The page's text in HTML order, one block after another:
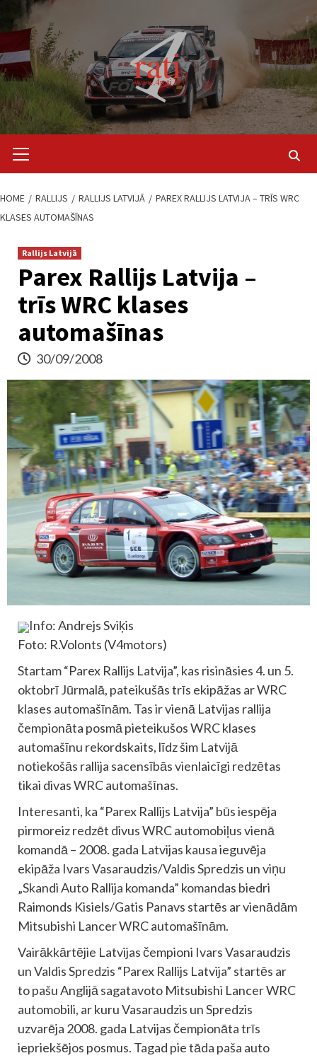
content
Menu
HOME RALLIJS RALLIJS LATVIJĀ
PAREX RALLIJS LATVIJA – TRĪS WRC
KLASES AUTOMAŠĪNAS
Rallijs Latvijā
Parex Rallijs Latvija –
trīs WRC klases
automašīnas
30/09/2008
Info: Andrejs Sviķis
Foto: R.Volonts (V4motors)
Startam “Parex Rallijs Latvija”, kas risināsies 4. un 5.
oktobrī Jūrmalā, pateikušās trīs ekipāžas ar WRC
klases automašīnām. Tas ir vienā Latvijas rallija
čempionāta posmā pieteikušos WRC klases
automašīnu rekordskaits, līdz šim Latvijā
notiekošās rallija sacensībās vienlaicīgi redzētas
tikai divas WRC automašīnas.
Interesanti, ka “Parex Rallijs Latvija” būs iespēja
pirmoreiz redzēt divus WRC automobiļus vienā
komandā – 2008. gada Latvijas kausa ieguvēja
ekipāža Ivars Vasaraudzis/Valdis Spredzis un viņu
„Skandi Auto Rallija komanda” komandas biedri
Raimonds Kisiels/Gatis Panavs startēs ar vienādām
Mitsubishi Lancer WRC automašīnām.
Vairākkārtējie Latvijas čempioni Ivars Vasaraudzis
un Valdis Spredzis “Parex Rallijs Latvija” startēs ar
to pašu Anglijā sagatavoto Mitsubishi Lancer WRC
automobili, ar kuru Vasaraudzis un Spredzis
uzvarēja 2008. gada Latvijas čempionāta trīs
iepriekšējos posmus. Tagad pie tāda paša auto